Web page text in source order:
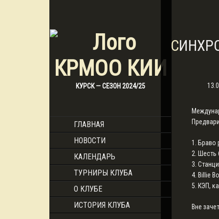
КУРСК — СЕЗОН 2024/25
ГЛАВНАЯ
НОВОСТИ
КАЛЕНДАРЬ
ТУРНИРЫ КЛУБА
О КЛУБЕ
ИСТОРИЯ КЛУБА
1. Браво
2. Шесть
3.
4. Billie
5. КЭП,
Вне